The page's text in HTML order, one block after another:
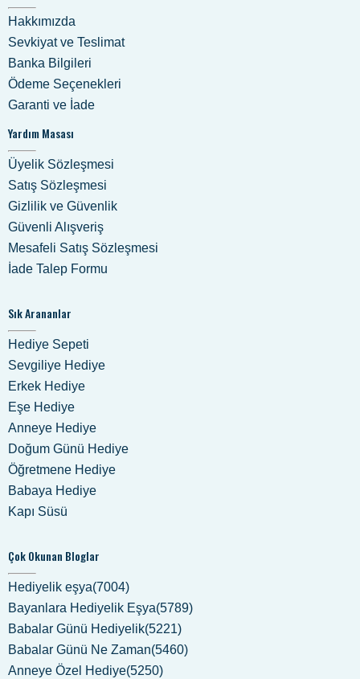
Hakkımızda
Sevkiyat ve Teslimat
Banka Bilgileri
Ödeme Seçenekleri
Garanti ve İade
Yardım Masası
Üyelik Sözleşmesi
Satış Sözleşmesi
Gizlilik ve Güvenlik
Güvenli Alışveriş
Mesafeli Satış Sözleşmesi
İade Talep Formu
Sık Arananlar
Hediye Sepeti
Sevgiliye Hediye
Erkek Hediye
Eşe Hediye
Anneye Hediye
Doğum Günü Hediye
Öğretmene Hediye
Babaya Hediye
Kapı Süsü
Çok Okunan Bloglar
Hediyelik eşya(7004)
Bayanlara Hediyelik Eşya(5789)
Babalar Günü Hediyelik(5221)
Babalar Günü Ne Zaman(5460)
Anneye Özel Hediye(5250)